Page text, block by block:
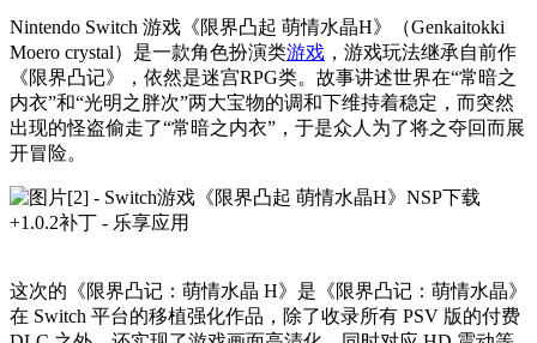
Nintendo Switch 游戏《限界凸起 萌情水晶H》（Genkaitokki
Moero crystal）是一款角色扮演类游戏 ，游戏玩法继承自前作
《限界凸记》，依然是迷宫RPG类。故事讲述世界在“常暗之
内衣”和“光明之胖次”两大宝物的调和下维持着稳定，而突然
出现的怪盗偷走了“常暗之内衣”，于是众人为了将之夺回而展
开冒险。
这次的《限界凸记：萌情水晶 H》是《限界凸记：萌情水晶》
在 Switch 平台的移植强化作品，除了收录所有 PSV 版的付费